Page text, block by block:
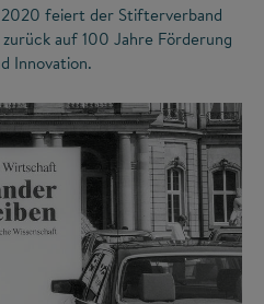
2020 feiert der Stifterverband
auf 100 Jahre Förderung
Innovation.